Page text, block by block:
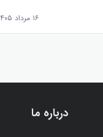
۱۶ مرداد ۱۴۰۵
درباره ما